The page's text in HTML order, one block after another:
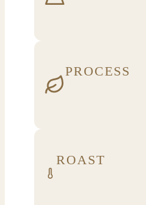
PROCESS
ROAST